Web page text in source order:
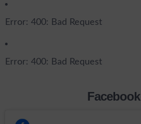
Error: 400: Bad Request
Error: 400: Bad Request
Facebook